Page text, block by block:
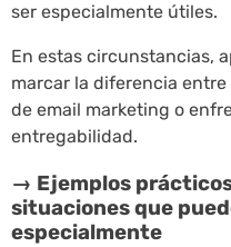
ser especialmente útiles.
En estas circunstancias,
marcar la diferencia
de email marketing o
entregabilidad.
→ Ejemplos
situaciones que
especialmente